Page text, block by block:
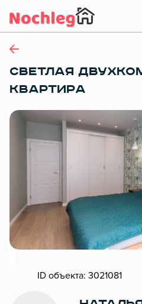
СВЕТЛАЯ
КВAРТИPА
ID объекта: 3021081